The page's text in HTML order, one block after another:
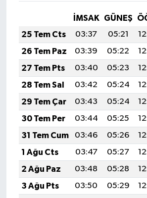
İMSAK GÜNEŞ
25 Tem Cts
03:37 05:21
26 Tem Paz
03:39 05:22
27 Tem Pts
03:40 05:23
28 Tem Sal
03:42 05:24
29 Tem Çar
03:43 05:24
30 Tem Per
03:44 05:25
31 Tem Cum
03:46 05:26
1 Ağu Cts
03:47 05:27
2 Ağu Paz
03:48 05:28
3 Ağu Pts
03:50 05:29